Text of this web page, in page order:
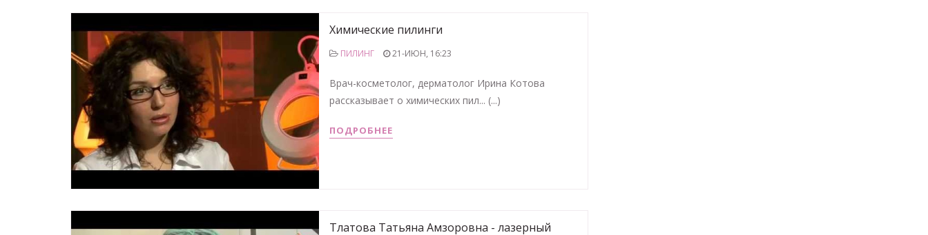
Химические пилинги
ПИЛИНГ 21-ИЮН, 16:23
Врач-косметолог, дерматолог Ирина Котова
рассказывает о химических пил... (...)
ПОДРОБНЕЕ
Тлатова Татьяна Амзоровна - лазерный